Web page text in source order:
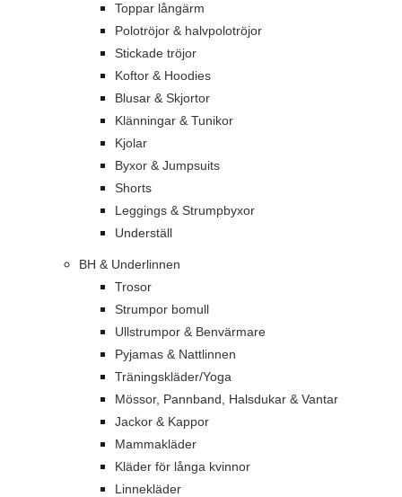
Toppar långärm
Polotröjor & halvpolotröjor
Stickade tröjor
Koftor & Hoodies
Blusar & Skjortor
Klänningar & Tunikor
Kjolar
Byxor & Jumpsuits
Shorts
Leggings & Strumpbyxor
Underställ
BH & Underlinnen
Trosor
Strumpor bomull
Ullstrumpor & Benvärmare
Pyjamas & Nattlinnen
Träningskläder/Yoga
Mössor, Pannband, Halsdukar & Vantar
Jackor & Kappor
Mammakläder
Kläder för långa kvinnor
Linnekläder